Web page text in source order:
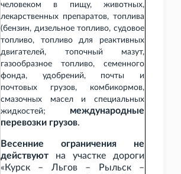
человеком в пищу, животных,
лекарственных препаратов, топлива
(бензин, дизельное топливо, судовое
топливо, топливо для реактивных
двигателей, топочный мазут,
газообразное топливо, семенного
фонда, удобрений, почты и
почтовых грузов, комбикормов,
смазочных масел и специальных
жидкостей;
международные
перевозки грузов.
Весенние ограничения не
действуют на участке дороги
«Курск – Льгов – Рыльск –